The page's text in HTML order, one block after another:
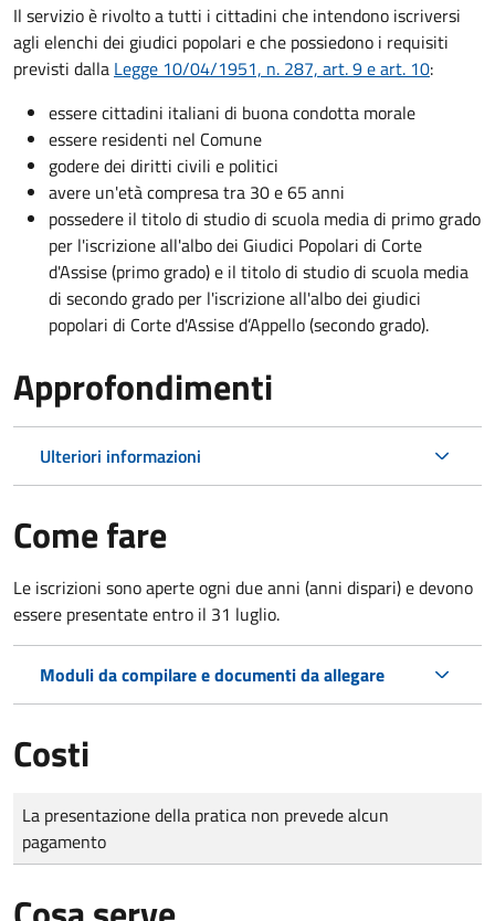
Il servizio è rivolto a tutti i cittadini che intendono iscriversi
agli elenchi dei giudici popolari e che possiedono i requisiti
previsti dalla Legge 10/04/1951, n. 287, art. 9 e art. 10:
essere cittadini italiani di buona condotta morale
essere residenti nel Comune
godere dei diritti civili e politici
avere un'età compresa tra 30 e 65 anni
possedere il titolo di studio di scuola media di primo grado
per l'iscrizione all'albo dei Giudici Popolari di Corte
d'Assise (primo grado) e il titolo di studio di scuola media
di secondo grado per l'iscrizione all'albo dei giudici
popolari di Corte d'Assise d’Appello (secondo grado).
Approfondimenti
Ulteriori informazioni
Come fare
Le iscrizioni sono aperte ogni due anni (anni dispari) e devono
essere presentate entro il 31 luglio.
Moduli da compilare e documenti da allegare
Costi
Tipo di pagamento
Importo
La presentazione della pratica non prevede alcun
pagamento